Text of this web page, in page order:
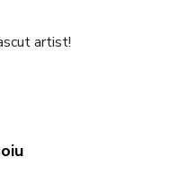
artist!
says: